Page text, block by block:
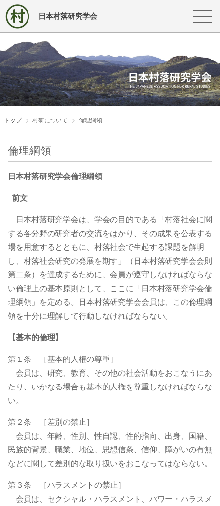
日本村落研究学会
トップ 村研について 倫理綱領
倫理綱領
日本村落研究学会倫理綱領
前文
日本村落研究学会は、学会の目的である「村落社会に関
する各分野の研究者の交流をはかり、その成果を公表する
場を用意するとともに、村落社会で生起する課題を解明
し、村落社会研究の発展を期す」（日本村落研究学会会則
第二条）を達成するために、会員が遵守しなければならな
い倫理上の基本原則として、ここに「日本村落研究学会倫
理綱領」を定める。日本村落研究学会会員は、この倫理綱
領を十分に理解して行動しなければならない。
【基本的倫理】
第１条 ［基本的人権の尊重］
会員は、研究、教育、その他の社会活動をおこなうにあ
たり、いかなる場合も基本的人権を尊重しなければならな
い。
第２条 ［差別の禁止］
会員は、年齢、性別、性自認、性的指向、出身、国籍、
民族的背景、職業、地位、思想信条、信仰、障がいの有無
などに関して差別的な取り扱いをおこなってはならない。
第３条 ［ハラスメントの禁止］
会員は、セクシャル・ハラスメント、パワー・ハラスメ